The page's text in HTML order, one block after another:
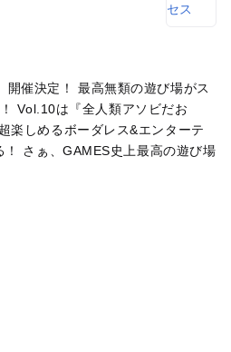
催決定！ 最高無類の遊び場がス
Vol.10は『全人類アソビだお
楽しめるボーダレス&エンターテ
さぁ、GAMES史上最高の遊び場